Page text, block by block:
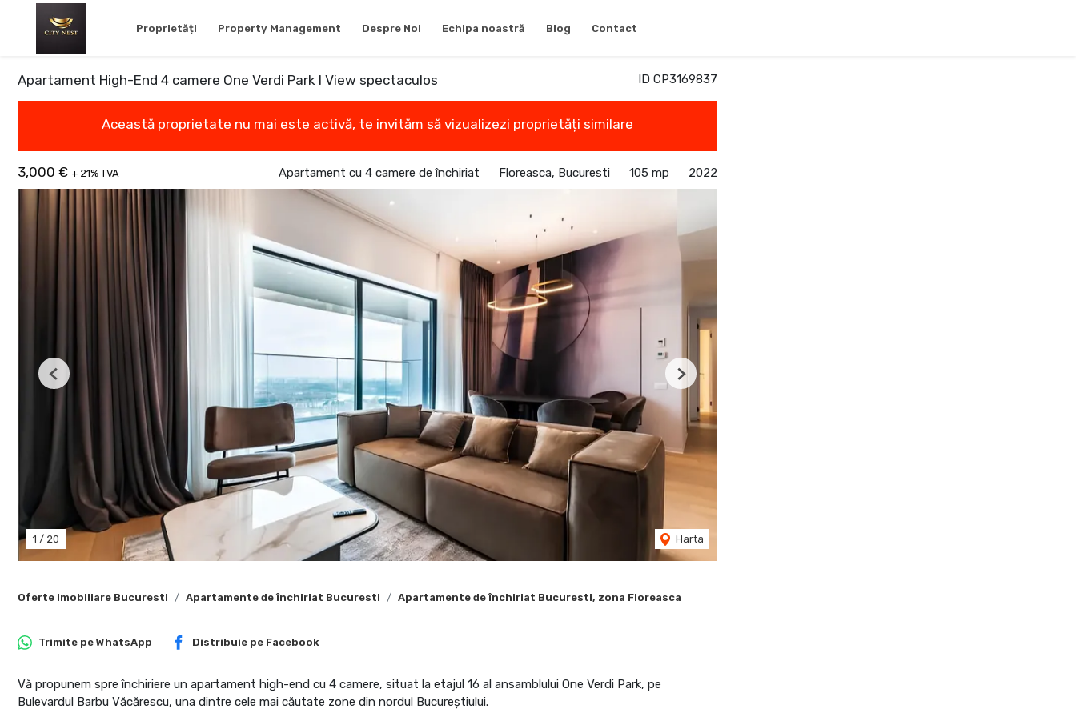
Proprietăți Property Management Despre Noi Echipa noastră Blog Contact
ID CP3169837
Apartament High-End 4 camere One Verdi Park I View spectaculos
Această proprietate nu mai este activă, te invităm să vizualizezi proprietăți similare
3,000 € + 21% TVA Apartament cu 4 camere de închiriat Floreasca, Bucuresti 105 mp 2022
1 / 20 Harta
Previous Next
Oferte imobiliare Bucuresti Apartamente de închiriat Bucuresti Apartamente de închiriat Bucuresti, zona Floreasca
Trimite pe WhatsApp Distribuie pe Facebook
Vă propunem spre închiriere un apartament high-end cu 4 camere, situat la etajul 16 al ansamblului One Verdi Park, pe
Bulevardul Barbu Văcărescu, una dintre cele mai căutate zone din nordul Bucureștiului.